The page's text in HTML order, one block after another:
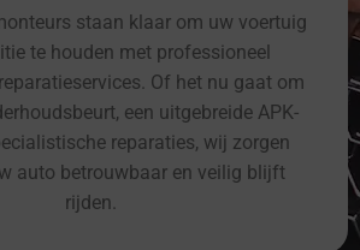
staan klaar om uw voertuig
te houden met professioneel
Of het nu gaat om
een uitgebreide APK-
reparaties, wij zorgen
auto betrouwbaar en veilig blijft
rijden.